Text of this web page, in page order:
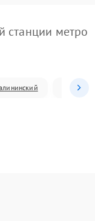
станции метро